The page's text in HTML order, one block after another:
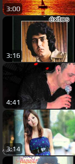
3:00
3:16
4:41
3:14